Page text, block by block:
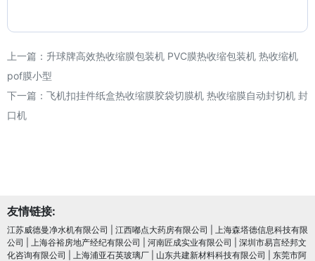
上一篇： 升球牌高效热收缩膜包装机 PVC膜热收缩包装机 热收缩机
pof膜小型
下一篇： 飞机扣挂件纸盒热收缩膜胶袋切膜机 热收缩膜自动封切机 封
口机
友情链接:
江苏威德曼净水机有限公司 江西嘟点大药房有限公司
上海森塔德信息科技有限
公司
上海谷裕房地产经纪有限公司 河南匠成实业有限公司
深圳市易言经邦文
化咨询有限公司
上海浦亚石英玻璃厂 山东共建新材料科技有限公司
东莞市阿